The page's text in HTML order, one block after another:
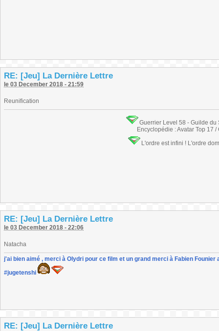
RE: [Jeu] La Dernière Lettre
le 03 December 2018 - 21:59
Reunification
Guerrier Level 58 - Guilde
Encyclopédie : Avatar Top 17 /
L'ordre est infini ! L'ordre
RE: [Jeu] La Dernière Lettre
le 03 December 2018 - 22:06
Natacha
j'ai bien aimé , merci à Olydri pour ce film et un grand merci à Fabien
#jugetenshi
RE: [Jeu] La Dernière Lettre